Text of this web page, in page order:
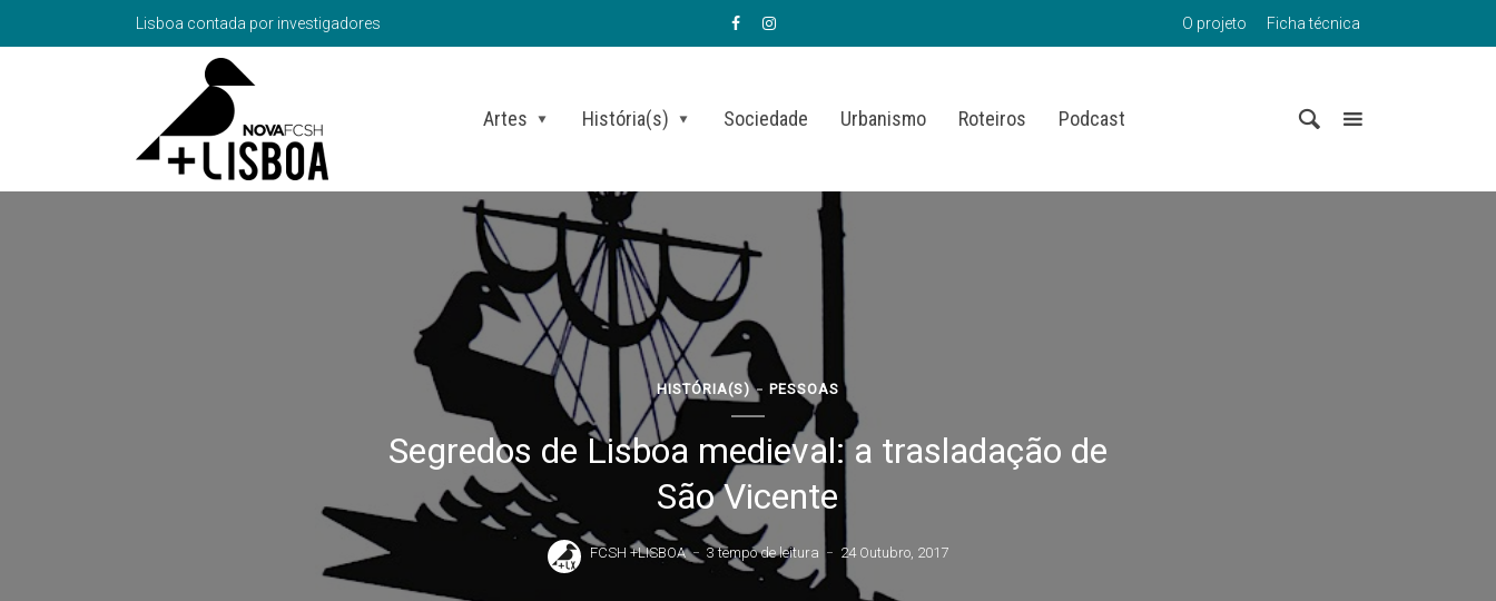
Lisboa contada por investigadores O projeto Ficha técnica
Artes História(s) Sociedade Urbanismo Roteiros Podcast
HISTÓRIA(S) PESSOAS
Segredos de Lisboa medieval: a trasladação de
São Vicente
FCSH +LISBOA 3 tempo de leitura 24 Outubro, 2017